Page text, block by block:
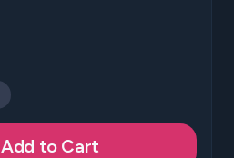
Add to Cart